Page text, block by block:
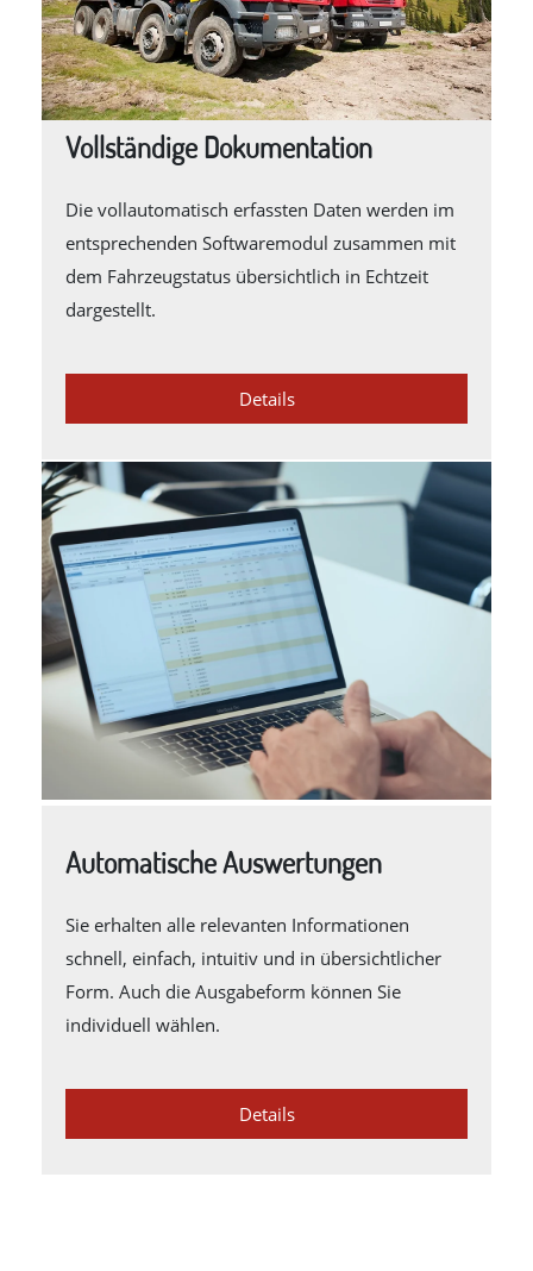
Vollständige Dokumentation
Die vollautomatisch erfassten Daten werden im
entsprechenden Softwaremodul zusammen mit
dem Fahrzeugstatus übersichtlich in Echtzeit
dargestellt.
Details
Automatische Auswertungen
Sie erhalten alle relevanten Informationen
schnell, einfach, intuitiv und in übersichtlicher
Form. Auch die Ausgabeform können Sie
individuell wählen.
Details